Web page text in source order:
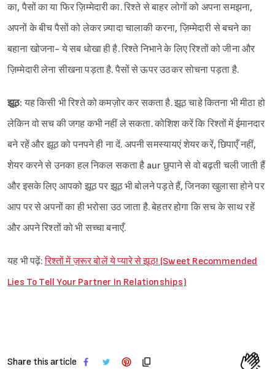
का, पैसों का या फिर ज़िम्मेदारी का. रिश्ते से बाहर लोगों को अपना समझना,
अपनों के बीच पैसों को लेकर ज़्यादा चालाकी करना, ज़िम्मेदारी से बचने का
बहाना खोजना- ये सब धोखा ही है. रिश्ते निभाने के लिए रिश्तों को जीना और
ज़िम्मेदारी लेना सीखना पड़ता है. पैसों से ऊपर उठकर सोचना पड़ता है.
झूठ: यह किसी भी रिश्ते को कमज़ोर कर सकता है. झूठ चाहे कितना भी मीठा हो
लेकिन वो सच की जगह कभी नहीं ले सकता. कोशिश करें कि रिश्तों में ईमानदार
बने रहें और झूठ को पनपने ही ना दें. अपनी समस्यायएं शेयर करें, छिपाएँ नहीं,
शेयर करने से उनका हल निकल सकता है aur छुपाने से वो बढ़ती चली जाती हैं
और इसके लिए आपको झूठ पर झूठ भी बोलने पड़ते हैं, जिनका खुलासा होने पर
आप पर से अपनों का ही भरोसा उठ जाता है. बेहतर होगा कि सच के साथ रहें
और अपने रिश्तों को भी सच्चा बनाएँ.
यह भी पढ़ें:रिश्तों में ज़रूर बोलें ये प्यारे से झूठ! (Sweet Recommended
Lies To Tell Your Partner In Relationships)
Share this article